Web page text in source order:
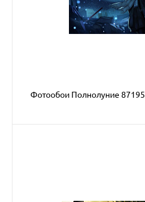
Фотообои Полнолуние 87195